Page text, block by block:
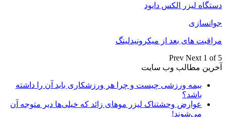
دستگاه لیزر الکس دایود
جوانسازی
مراقبت های بعد از میکرونیدلینگ
Prev Next 1 of 5
آخرین مطالب وب سایت
بیمه ورزشی چیست و چرا هر ورزشکاری باید آن را داشته
باشد؟
عوارض وحشتناک لیزر موهای زائد که خیلی‌ها دیر متوجه آن
می‌شوند!